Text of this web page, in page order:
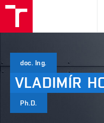
doc. Ing.
VLADIMÍR
Ph.D.